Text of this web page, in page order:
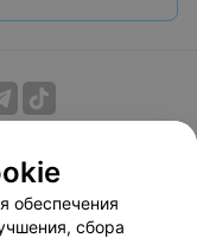
Способы оплаты
сервиса
обеспечения
сбора